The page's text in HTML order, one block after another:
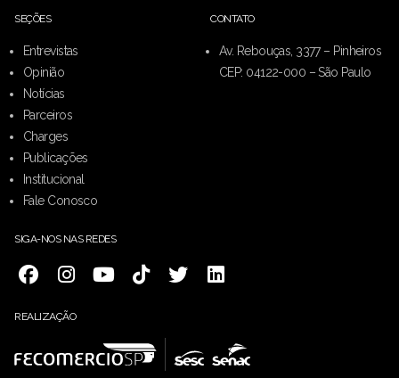
SEÇÕES
Entrevistas
Opinião
Notícias
Parceiros
Charges
Publicações
Institucional
Fale Conosco
CONTATO
Av. Rebouças, 3377 – Pinheiros
CEP: 04122-000 – São Paulo
SIGA-NOS NAS REDES
REALIZAÇÃO